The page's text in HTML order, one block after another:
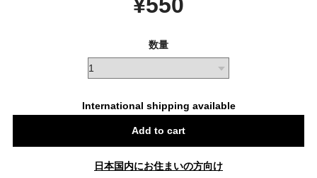
¥550
数量
International shipping available
Add to cart
日本国内にお住まいの方向け